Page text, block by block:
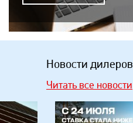
Новости дилеров
Читать все новости